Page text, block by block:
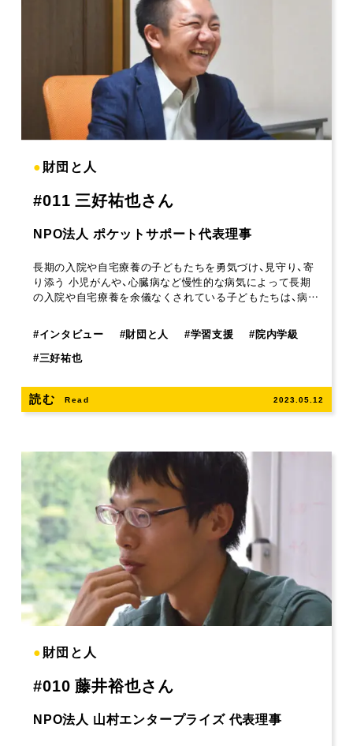
●財団と人
#011 三好祐也さん
NPO法人 ポケットサポート代表理事
長期の入院や自宅療養の子どもたちを勇気づけ、見守り、寄
り添う 小児がんや、心臓病など慢性的な病気によって長期
の入院や自宅療養を余儀なくされている子どもたちは、病…
#インタビュー #財団と人 #学習支援 #院内学級
#三好祐也
読む Read 2023.05.12
●財団と人
#010 藤井裕也さん
NPO法人 山村エンタープライズ 代表理事